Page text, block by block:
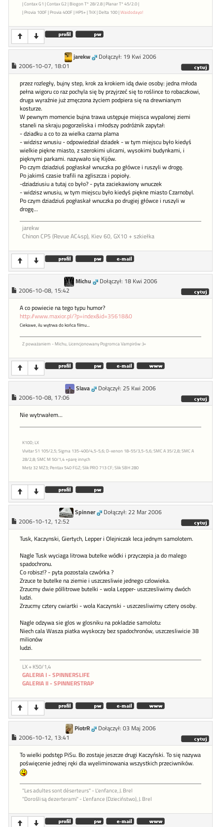
| Contax G1 | Contax G2 | Biogon T* 28/2.8 | Planar T* 45/2.0 |
| Provia 100F | Provia 400F | HP5+ | TriX | Delta 100 |Waidodayo!
jarekw
Dołączył: 19 Kwi 2006
2006-10-07, 18:01
przez rozległy, bujny step, krok za krokiem idą dwie osoby: jedna młoda
pełna wigoru co raz pochyla się by przyjrzeć się to roślince to robaczkowi,
druga wyraźnie już zmęczona życiem podpiera się na drewnianym
kosturze.
W pewnym momencie bujna trawa ustępuje miejsca wypalonej ziemi
staneli na skraju pogorzeliska i młodszy podróżnik zapytał:
- dziadku a co to za wielka czarna plama
- widzisz wnusiu - odpowiedział dziadek - w tym miejscu było kiedyś
wielkie piękne miasto, z szerokimi ulicami, wysokimi budynkami, i
pięknymi parkami. nazywało się Kijów.
Po czym dziadziuś pogłaskał wnuczka po główce i ruszyli w drogę.
Po jakimś czasie trafili na zgliszcza i popioły.
-dziadziusiu a tutaj co było? - pyta zaciekawiony wnuczek
- widzisz wnusiu, w tym miejscu było kiedyś piękne miasto Czarnobyl.
Po czym dziadziuś pogłaskał wnuczka po drugiej główce i ruszyli w
drogę...
jarekw
Chinon CP5 (Revue AC4sp), Kiev 60, GX10 + szkiełka
Michu
Dołączył: 18 Kwi 2006
2006-10-08, 15:42
A co powiecie na tego typu humor?
http://www.maxior.pl/?p=index&id=35618&0
Ciekawe, ilu wytrwa do końca filmu...
Z poważaniem - Michu, Licencjonowany Pogromca Vampirów :)=
Slava
Dołączył: 25 Kwi 2006
2006-10-08, 17:06
Nie wytrwałem...
K10D; LX
Vivitar S1 105/2,5; Sigma 135-400/4,5-5,6; D-xenon 18-55/3,5-5,6; SMC A 35/2,8; SMC A
28/2,8; SMC M 50/1,4 +parę innych
Metz 32 MZ3; Pentax 540 FGZ; Slik PRO 713 CF; Slik SBH 280
Spinner
Dołączył: 22 Mar 2006
2006-10-12, 12:52
Tusk, Kaczynski, Giertych, Lepper i Olejniczak leca jednym samolotem.
Nagle Tusk wyciaga litrowa butelke wódki i przyczepia ja do malego
spadochronu.
Co robisz!? - pyta pozostala czwórka ?
Zrzuce te butelke na ziemie i uszczesliwie jednego czlowieka.
Zrzucmy dwie póllitrowe butelki - wola Lepper- uszczesliwimy dwóch
ludzi.
Zrzucmy cztery cwiartki - wola Kaczynski - uszczesliwimy cztery osoby.
Nagle odzywa sie glos w glosniku na pokladzie samolotu:
Niech cala Wasza piatka wyskoczy bez spadochronów, uszczesliwicie 38
milionów
ludzi.
LX + K50/1,4
GALERIA I - SPINNERSLIFE
GALERIA II - SPINNERSTRAP
PiotrR
Dołączył: 03 Maj 2006
2006-10-12, 13:41
To wielki podstęp PiSu. Bo zostaje jeszcze drugi Kaczyński. To się nazywa
poświęcenie jednej ręki dla wyeliminowania wszystkich przeciwników.
"Les adultes sont déserteurs" - L'enfance, J. Brel
"Dorośli są dezerterami" - L'enfance (Dzieciństwo), J. Brel